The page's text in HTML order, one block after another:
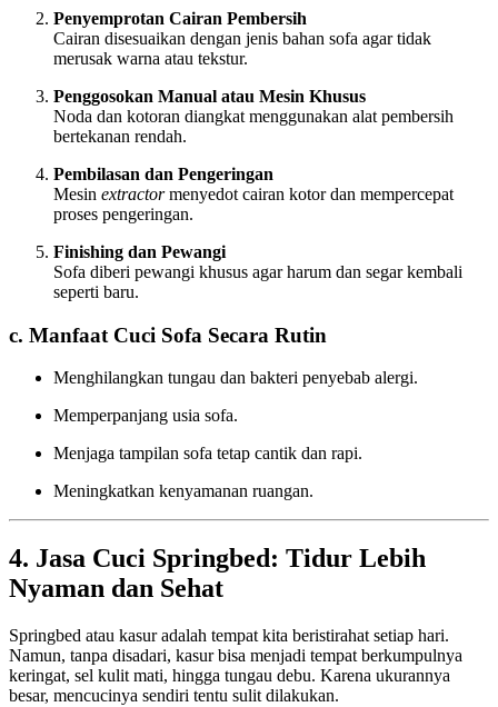
Penyemprotan Cairan Pembersih
Cairan disesuaikan dengan jenis bahan sofa agar tidak
merusak warna atau tekstur.
Penggosokan Manual atau Mesin Khusus
Noda dan kotoran diangkat menggunakan alat pembersih
bertekanan rendah.
Pembilasan dan Pengeringan
Mesin extractormenyedot cairan kotor dan mempercepat
proses pengeringan.
Finishing dan Pewangi
Sofa diberi pewangi khusus agar harum dan segar kembali
seperti baru.
c. Manfaat Cuci Sofa Secara Rutin
Menghilangkan tungau dan bakteri penyebab alergi.
Memperpanjang usia sofa.
Menjaga tampilan sofa tetap cantik dan rapi.
Meningkatkan kenyamanan ruangan.
4. Jasa Cuci Springbed: Tidur Lebih
Nyaman dan Sehat
Springbed atau kasur adalah tempat kita beristirahat setiap hari.
Namun, tanpa disadari, kasur bisa menjadi tempat berkumpulnya
keringat, sel kulit mati, hingga tungau debu. Karena ukurannya
besar, mencucinya sendiri tentu sulit dilakukan.